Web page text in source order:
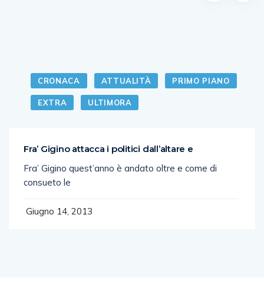
CRONACA ATTUALITÀ PRIMO PIANO
EXTRA ULTIMORA
Fra’ Gigino attacca i politici dall’altare e
Fra’ Gigino quest’anno è andato oltre e come di
consueto le
Giugno 14, 2013